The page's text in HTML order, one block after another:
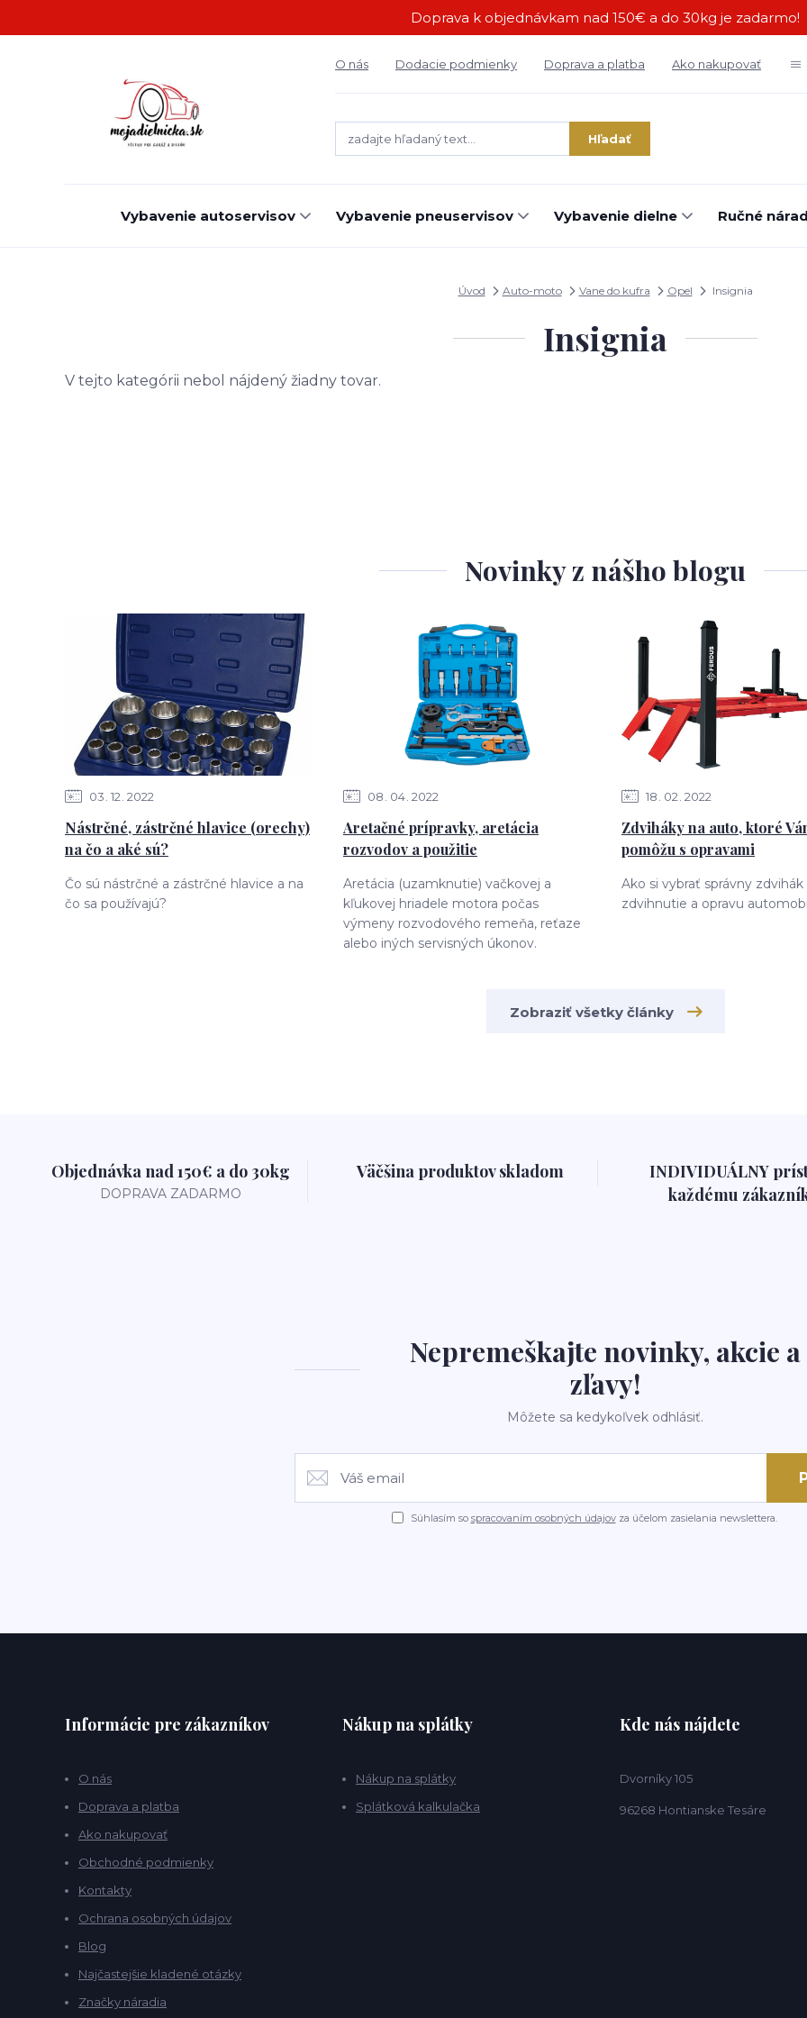
Doprava k objednávkam nad 150€ a do 30kg je zadarmo!
O nás Dodacie podmienky Doprava a platba Ako nakupovať
Hľadať
Vybavenie autoservisov Vybavenie pneuservisov Vybavenie dielne Ručné
Úvod Auto-moto Vane do kufra Opel Insignia
Insignia
V tejto kategórii nebol nájdený žiadny tovar.
Novinky z nášho blogu
03 12 2022
Nástrčné, zástrčné hlavice (orechy)
na čo a aké sú?
Čo sú nástrčné a zástrčné hlavice a na
čo sa používajú?
08 04 2022
Aretačné prípravky, aretácia
rozvodov a použitie
Aretácia (uzamknutie) vačkovej a
kľukovej hriadele motora počas
výmeny rozvodového remeňa, reťaze
alebo iných servisných úkonov.
18 02 2022
Zdviháky na auto, ktoré
pomôžu s opravami
Ako si vybrať správny zdvihák
zdvihnutie a opravu
Zobraziť všetky články
Objednávka nad 150€ a do 30kg
DOPRAVA ZADARMO
Väčšina produktov skladom
INDIVIDUÁLNY
každému
Nepremeškajte novinky, akcie a
zľavy!
Môžete sa kedykoľvek odhlásiť.
Súhlasím so spracovaním osobných údajovza účelom zasielania newslettera.
Informácie pre zákazníkov
O nás
Doprava a platba
Ako nakupovať
Obchodné podmienky
Kontakty
Ochrana osobných údajov
Blog
Najčastejšie kladené otázky
Značky náradia
Nákup na splátky
Nákup na splátky
Splátková kalkulačka
Kde nás nájdete
Dvorníky 105
96268 Hontianske Tesáre